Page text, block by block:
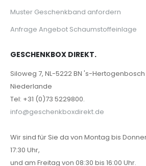
Muster Geschenkband anfordern
Anfrage Angebot Schaumstoffeinlage
GESCHENKBOX DIREKT.
Siloweg 7, NL-5222 BN 's-Hertogenbosch
Niederlande
Tel: +31 (0)73 5229800.
info@geschenkboxdirekt.de
Wir sind für Sie da von Montag bis
17:30 Uhr,
und am Freitag von 08:30 bis 16:00 Uhr.